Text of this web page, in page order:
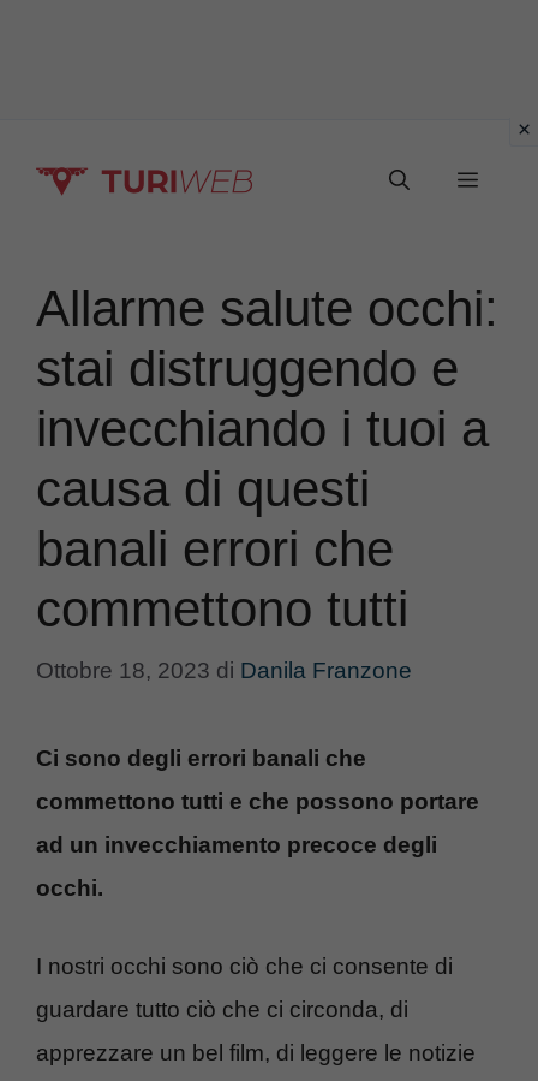
Menu
Allarme salute occhi:
stai distruggendo e
invecchiando i tuoi a
causa di questi
banali errori che
commettono tutti
Ottobre 18, 2023 di Danila Franzone
Ci sono degli errori banali che
commettono tutti e che possono portare
ad un invecchiamento precoce degli
occhi.
I nostri occhi sono ciò che ci consente di
guardare tutto ciò che ci circonda, di
apprezzare un bel film, di leggere le notizie